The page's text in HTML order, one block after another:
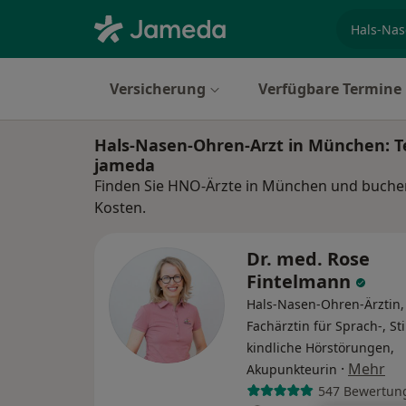
Versicherung Verfügbare Termine
Hals-Nasen-Ohren-Arzt in München:
jameda
Finden Sie HNO-Ärzte in München und
Kosten.
Dr. med. Rose
Fintelmann
Hals-Nasen-Ohren-Ärztin,
Fachärztin für Sprach-,
kindliche Hörstörungen,
Akupunkteurin · Mehr
547